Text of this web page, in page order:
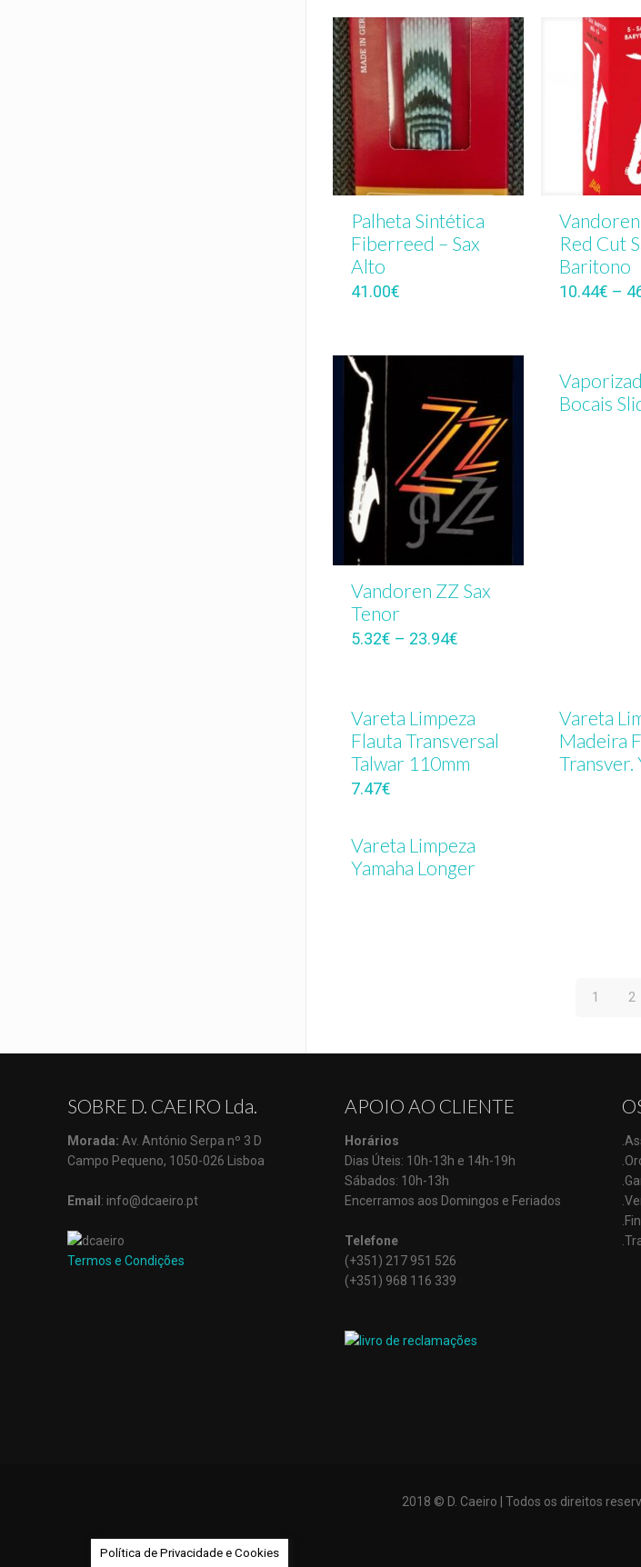
Palheta Sintética
Fiberreed – Sax
Alto
41.00€
Vandoren
Red Cut
Baritono
10.44€ –
Vandoren ZZ Sax
Tenor
5.32€ – 23.94€
Bocais
Vareta Limpeza
Flauta Transversal
Talwar 110mm
7.47€
Vareta
Madeira
Transver.
Vareta Limpeza
Yamaha Longer
1 2
SOBRE D. CAEIRO Lda.
Morada: Av. António Serpa nº 3 D
Campo Pequeno, 1050-026 Lisboa
Email : info@dcaeiro.pt
Termos e Condições
APOIO AO CLIENTE
Horários
Dias Úteis: 10h-13h e 14h-19h
Sábados: 10h-13h
Encerramos aos Domingos e Feriados
Telefone
(+351) 217 951 526
(+351) 968 116 339
2018 © D. Caeiro | Todos os direitos
Política de Privacidade e Cookies